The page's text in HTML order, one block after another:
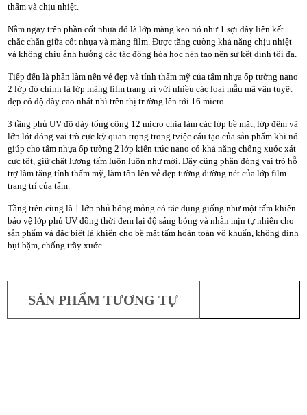
thấm và chịu nhiệt.
Nằm ngay trên phần cốt nhựa đó là lớp màng keo nó như 1 sợi dây liên kết
chắc chắn giữa cốt nhựa và màng film. Được tăng cường khả năng chịu nhiệt
và không chịu ảnh hưởng các tác động hóa học nên tạo nên sự kết dính tối đa.
Tiếp đến là phần làm nên vẻ đẹp và tính thẩm mỹ của tấm nhựa ốp tường nano
2 lớp đó chính là lớp màng film trang trí với nhiều các loại mẫu mã vân tuyệt
đẹp có độ dày cao nhất nhì trên thị trường lên tới 16 micro.
3 tầng phủ UV độ dày tổng cộng 12 micro chia làm các lớp bề mặt, lớp đệm và
lớp lót đóng vai trò cực kỳ quan trọng trong tviệc cấu tạo của sản phẩm khi nó
giúp cho tấm nhựa ốp tường 2 lớp kiến trúc nano có khả năng chống xước xát
cực tốt, giữ chất lượng tấm luôn luôn như mới. Đây cũng phần đóng vai trò hỗ
trợ làm tăng tính thẩm mỹ, làm tôn lên vẻ đẹp tường đường nét của lớp film
trang trí của tấm.
Tầng trên cùng là 1 lớp phủ bóng mỏng có tác dụng giống như một tấm khiên
bảo vệ lớp phủ UV đồng thời đem lại độ sáng bóng và nhẵn mịn tự nhiên cho
sản phẩm và đặc biệt là khiến cho bề mặt tấm hoàn toàn vô khuẩn, không dính
bụi bặm, chống trầy xước.
SẢN PHẨM TƯƠNG TỰ